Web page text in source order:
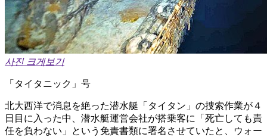
사진 크게보기
「タイタニック」号
北大西洋で消息を絶った潜水艇「タイタン」の捜索作業が４
日目に入った中、潜水艇運営会社が搭乗客に「死亡しても責
任を負わない」という免責書類に署名させていたと、ウォー